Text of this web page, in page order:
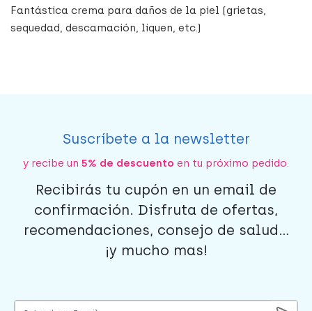
Fantástica crema para daños de la piel (grietas,
sequedad, descamación, liquen, etc.)
Suscríbete a la newsletter
y recibe un 5% de descuento en tu próximo pedido.
Recibirás tu cupón en un email de
confirmación. Disfruta de ofertas,
recomendaciones, consejo de salud...
¡y mucho mas!